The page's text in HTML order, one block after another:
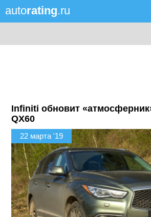
autorating.ru
Infiniti обновит
QX60
22 марта '19